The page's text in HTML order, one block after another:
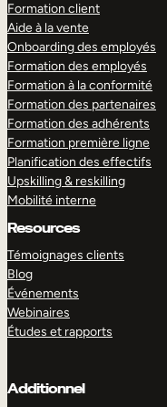
Formation client
Aide à la vente
Onboarding des employés
Formation des employés
Formation à la conformité
Formation des partenaires
Formation des adhérents
Formation première ligne
Planification des effectifs
Upskilling & reskilling
Mobilité interne
Resources
Témoignages clients
Blog
Événements
Webinaires
Études et rapports
Additionnel